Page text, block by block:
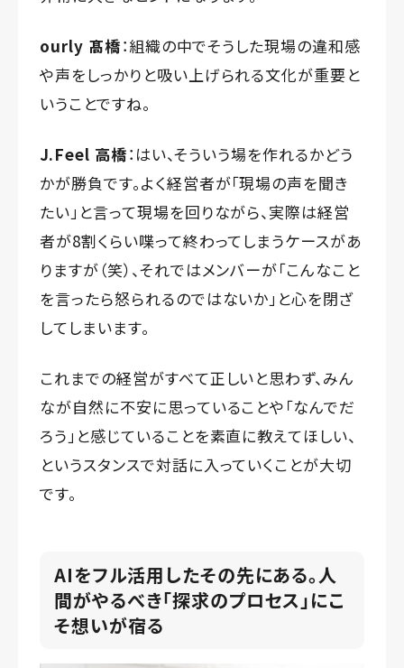
ourly 髙橋：組織の中でそうした現場の違和感
や声をしっかりと吸い上げられる文化が重要と
いうことですね。
J.Feel 高橋：はい、そういう場を作れるかどう
かが勝負です。よく経営者が「現場の声を聞き
たい」と言って現場を回りながら、実際は経営
者が8割くらい喋って終わってしまうケースがあ
りますが（笑）、それではメンバーが「こんなこと
を言ったら怒られるのではないか」と心を閉ざ
してしまいます。
これまでの経営がすべて正しいと思わず、みん
なが自然に不安に思っていることや「なんでだ
ろう」と感じていることを素直に教えてほしい、
というスタンスで対話に入っていくことが大切
です。
AIをフル活用したその先にある。人
間がやるべき「探求のプロセス」にこ
そ想いが宿る